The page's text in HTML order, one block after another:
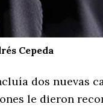
Cepeda
dos nuevas
le dieron